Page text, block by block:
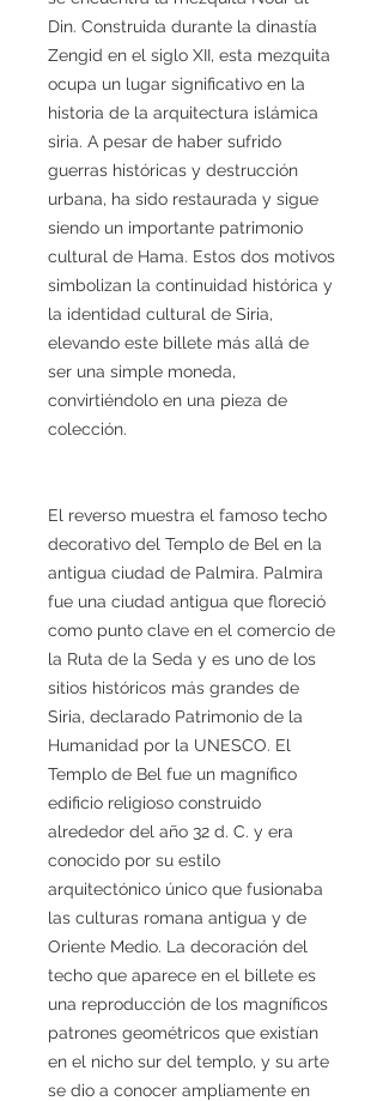
Din. Construida durante la dinastía
Zengid en el siglo XII, esta mezquita
ocupa un lugar significativo en la
historia de la arquitectura islámica
siria. A pesar de haber sufrido
guerras históricas y destrucción
urbana, ha sido restaurada y sigue
siendo un importante patrimonio
cultural de Hama. Estos dos motivos
simbolizan la continuidad histórica y
la identidad cultural de Siria,
elevando este billete más allá de
ser una simple moneda,
convirtiéndolo en una pieza de
colección.
El reverso muestra el famoso techo
decorativo del Templo de Bel en la
antigua ciudad de Palmira. Palmira
fue una ciudad antigua que floreció
como punto clave en el comercio de
la Ruta de la Seda y es uno de los
sitios históricos más grandes de
Siria, declarado Patrimonio de la
Humanidad por la UNESCO. El
Templo de Bel fue un magnífico
edificio religioso construido
alrededor del año 32 d. C. y era
conocido por su estilo
arquitectónico único que fusionaba
las culturas romana antigua y de
Oriente Medio. La decoración del
techo que aparece en el billete es
una reproducción de los magníficos
patrones geométricos que existían
en el nicho sur del templo, y su arte
se dio a conocer ampliamente en